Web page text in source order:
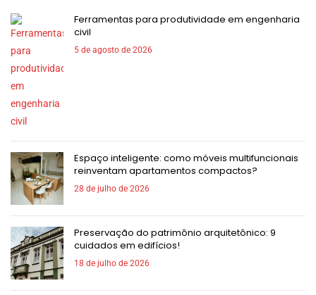
Ferramentas para produtividade em engenharia
civil
5 de agosto de 2026
Espaço inteligente: como móveis multifuncionais
reinventam apartamentos compactos?
28 de julho de 2026
Preservação do patrimônio arquitetônico: 9
cuidados em edifícios!
18 de julho de 2026